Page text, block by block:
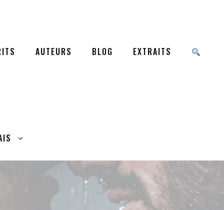
AUTEURS BLOG EXTRAITS